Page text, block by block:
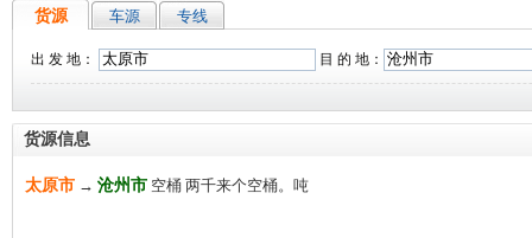
货源 车源 专线
出 发 地： 目 的 地：
货源信息
太原市 → 沧州市 空桶 两千来个空桶。吨